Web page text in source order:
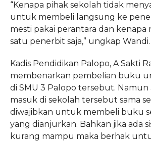
“Kenapa pihak sekolah tidak
untuk membeli langsung ke
mesti pakai perantara dan kenapa
satu penerbit saja,” ungkap Wandi.
Kadis Pendidikan Palopo, A Sakti
membenarkan pembelian buku
di SMU 3 Palopo tersebut. Namun
masuk di sekolah tersebut sama
diwajibkan untuk membeli buku
yang dianjurkan. Bahkan jika ada
kurang mampu maka berhak